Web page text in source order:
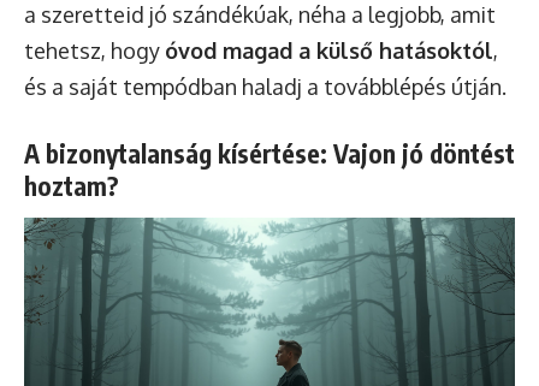
a szeretteid jó szándékúak, néha a legjobb, amit
tehetsz, hogy óvod magad a külső hatásoktól,
és a saját tempódban haladj a továbblépés útján.
A bizonytalanság kísértése: Vajon jó döntést
hoztam?